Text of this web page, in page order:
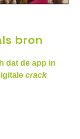
bron
dat de app in
crack